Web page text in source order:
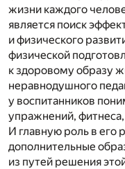
жизни каждого
является поиск
и физического
физической
к здоровому образу
неравнодушного
у воспитанников
упражнений, фитнеса,
И главную роль в его
дополнительные
из путей решения